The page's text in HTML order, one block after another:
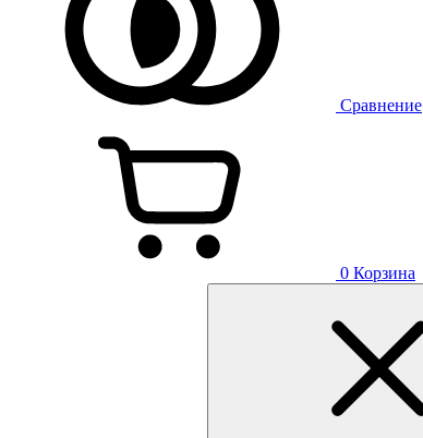
Сравнение
0 Корзина